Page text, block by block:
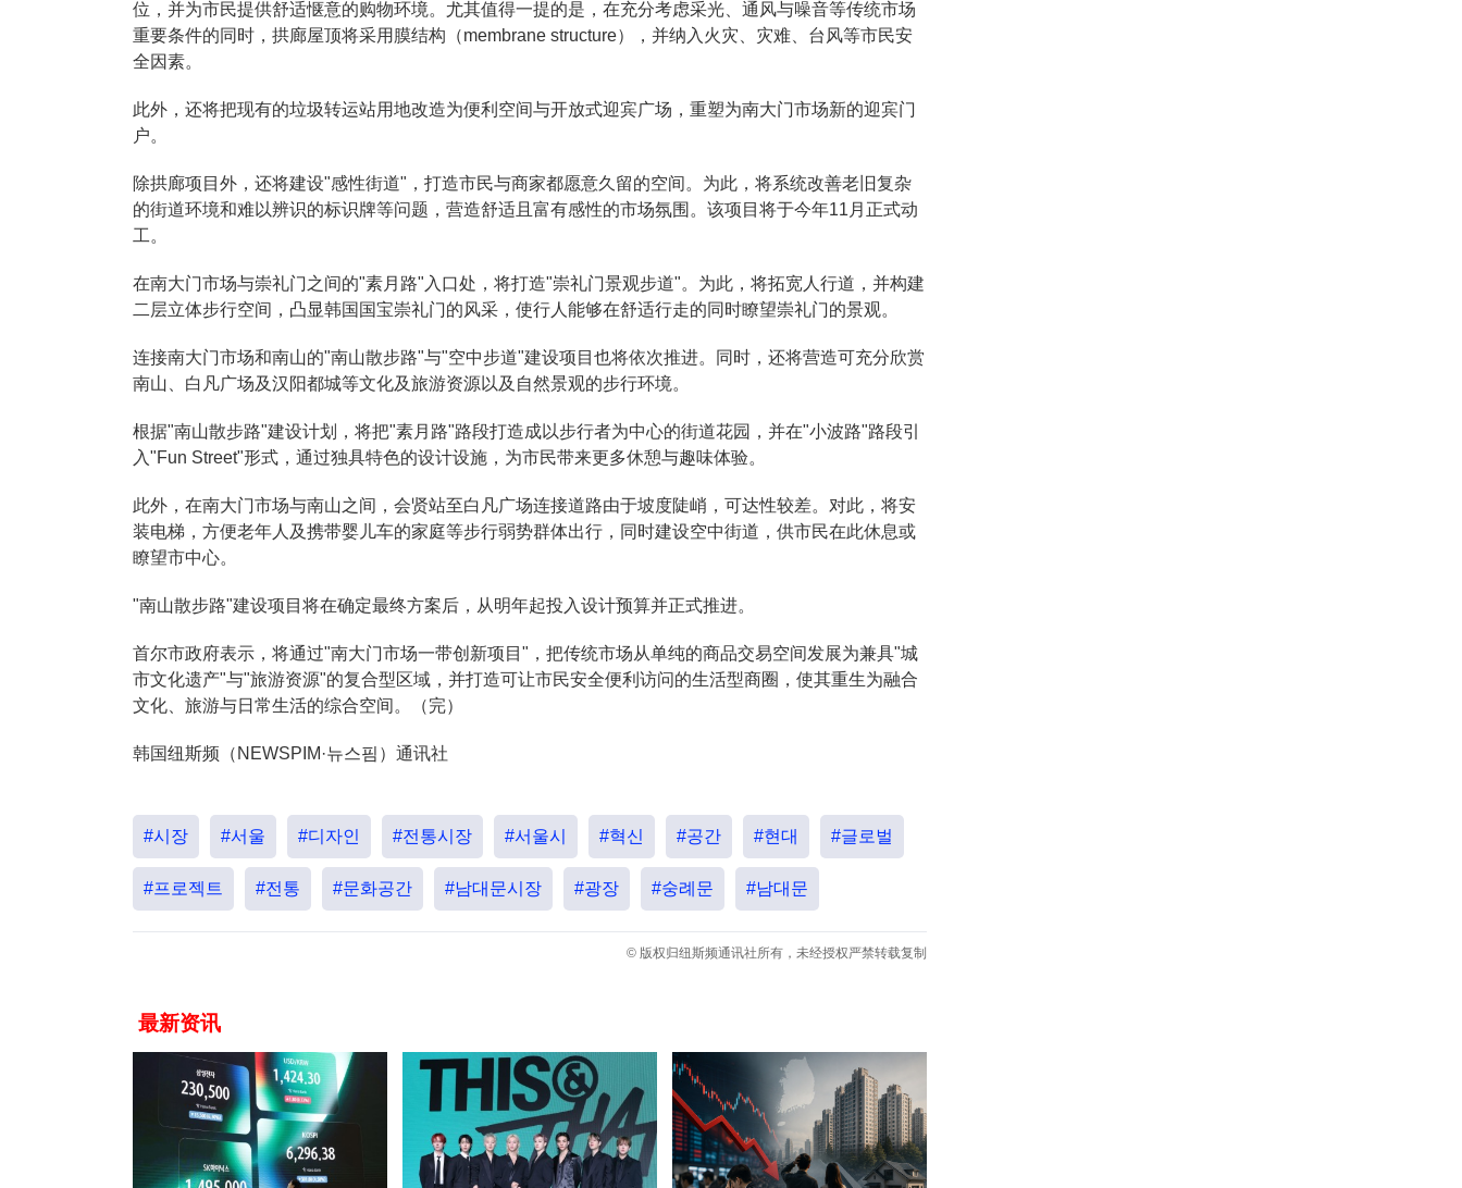
位，并为市民提供舒适惬意的购物环境。尤其值得一提的是，在充分考虑采光、通风与噪音等传统市场
重要条件的同时，拱廊屋顶将采用膜结构（membrane structure），并纳入火灾、灾难、台风等市民安
全因素。
此外，还将把现有的垃圾转运站用地改造为便利空间与开放式迎宾广场，重塑为南大门市场新的迎宾门
户。
除拱廊项目外，还将建设"感性街道"，打造市民与商家都愿意久留的空间。为此，将系统改善老旧复杂
的街道环境和难以辨识的标识牌等问题，营造舒适且富有感性的市场氛围。该项目将于今年11月正式动
工。
在南大门市场与崇礼门之间的"素月路"入口处，将打造"崇礼门景观步道"。为此，将拓宽人行道，并构建
二层立体步行空间，凸显韩国国宝崇礼门的风采，使行人能够在舒适行走的同时瞭望崇礼门的景观。
连接南大门市场和南山的"南山散步路"与"空中步道"建设项目也将依次推进。同时，还将营造可充分欣赏
南山、白凡广场及汉阳都城等文化及旅游资源以及自然景观的步行环境。
根据"南山散步路"建设计划，将把"素月路"路段打造成以步行者为中心的街道花园，并在"小波路"路段引
入"Fun Street"形式，通过独具特色的设计设施，为市民带来更多休憩与趣味体验。
此外，在南大门市场与南山之间，会贤站至白凡广场连接道路由于坡度陡峭，可达性较差。对此，将安
装电梯，方便老年人及携带婴儿车的家庭等步行弱势群体出行，同时建设空中街道，供市民在此休息或
瞭望市中心。
"南山散步路"建设项目将在确定最终方案后，从明年起投入设计预算并正式推进。
首尔市政府表示，将通过"南大门市场一带创新项目"，把传统市场从单纯的商品交易空间发展为兼具"城
市文化遗产"与"旅游资源"的复合型区域，并打造可让市民安全便利访问的生活型商圈，使其重生为融合
文化、旅游与日常生活的综合空间。（完）
韩国纽斯频（NEWSPIM·뉴스핌）通讯社
#시장 #서울 #디자인 #전통시장 #서울시 #혁신 #공간 #현대 #글로벌
#프로젝트 #전통 #문화공간 #남대문시장 #광장 #숭례문 #남대문
© 版权归纽斯频通讯社所有，未经授权严禁转载复制
最新资讯